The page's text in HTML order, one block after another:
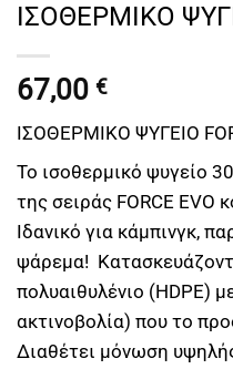
ΙΣΟΘΕΡΜΙKO
67,00 €
ΙΣΟΘΕΡΜΙKO ΨΥΓΕΙΟ
Το ισοθερμικό ψυγείο
της σειράς FORCE EVO
Ιδανικό για κάμπινγκ,
ψάρεμα!
πολυαιθυλένιο (HDPE)
ακτινοβολία) που το
Διαθέτει μόνωση